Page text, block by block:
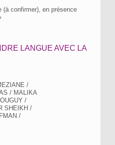
(à confirmer), en présence
LANGUE AVEC LA
/
/ MALIKA
/
SHEIKH /
/